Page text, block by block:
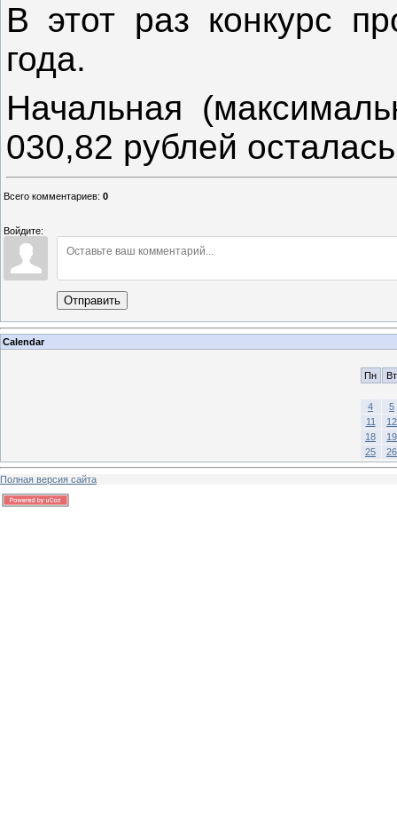
В этот раз конкурс
года.
Начальная
030,82 рублей
Всего комментариев: 0
Войдите:
Отправить
Calendar
Пн Вт
4
5
11
12
18
19
25
26
Полная версия сайта